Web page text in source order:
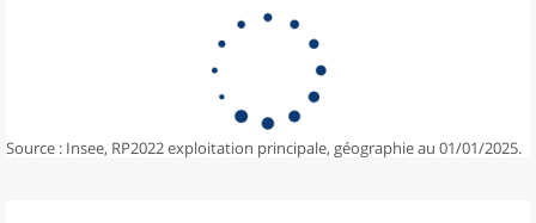
Source : Insee, RP2022 exploitation principale, géographie au 01/01/2025.